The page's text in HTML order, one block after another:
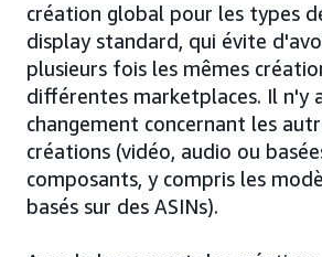
création global pour les types
display standard, qui évite
plusieurs fois les mêmes
différentes marketplaces. Il n'y
changement concernant les
créations (vidéo, audio ou
composants, y compris les
basés sur des ASINs).